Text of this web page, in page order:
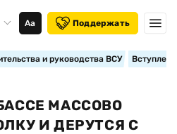
Аа Поддержать
и руководства ВСУ
МАССОВО
И ДЕРУТСЯ С